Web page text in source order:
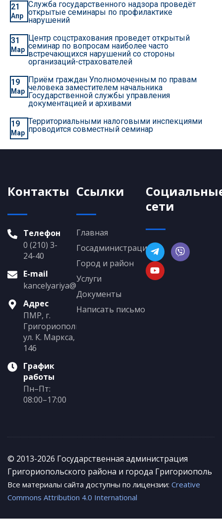
21
Апр
Служба государственного надзора проведёт
открытые семинары по профилактике
нарушений
31
Мар
Центр соцстрахования проведет открытый
семинар по вопросам наиболее часто
встречающихся нарушений со стороны
организаций-страхователей
19
Мар
Приём граждан Уполномоченным по правам
человека заместителем начальника
Государственной службы управления
документацией и архивами
19
Мар
Территориальными налоговыми инспекциями
проводится совместный семинар
Контакты
Телефон
0 (210) 3-
24-40
E-mail
kancelyariya@grigoriopol.gospmr.org
Адрес
ПМР, г.
Григориополь,
ул. К. Маркса,
146
График
работы
Пн–Пт:
08:00–17:00
Ссылки
Главная
Госадминистрация
Город и район
Услуги
Документы
Написать письмо
сети
© 2013-2026 Государственная администрация
Григориопольского района и города Григориополь
Все материалы сайта доступны по лицензии: Creative
Commons Attribution 4.0 International